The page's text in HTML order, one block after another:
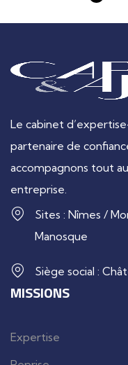
Le cabinet
partenaire de
accompagnons tout
entreprise.
Sites : Nîmes /
Manosque
Siège social :
MISSIONS
Expertise